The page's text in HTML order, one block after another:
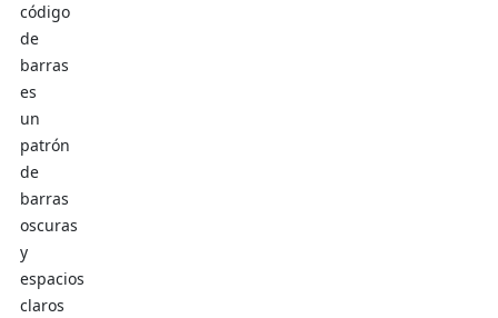
código
de
barras
es
un
patrón
de
barras
oscuras
y
espacios
claros